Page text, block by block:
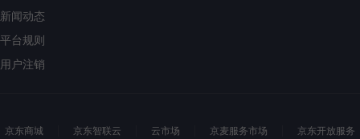
新闻动态
平台规则
用户注销
京东商城 京东智联云 云市场 京麦服务市场
京东开放服务